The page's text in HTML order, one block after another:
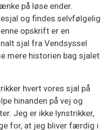
på løse ender.
og findes selvfølgelig
opskrift er en
sjal fra Vendsyssel
mere historien bag sjalet
hvert vores sjal på
hinanden på vej og
Jeg er ikke lynstrikker,
for, at jeg bliver færdig i